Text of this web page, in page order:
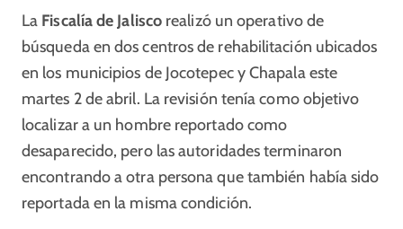
La Fiscalía de Jalisco realizó un operativo de
búsqueda en dos centros de rehabilitación ubicados
en los municipios de Jocotepec y Chapala este
martes 2 de abril. La revisión tenía como objetivo
localizar a un hombre reportado como
desaparecido, pero las autoridades terminaron
encontrando a otra persona que también había sido
reportada en la misma condición.